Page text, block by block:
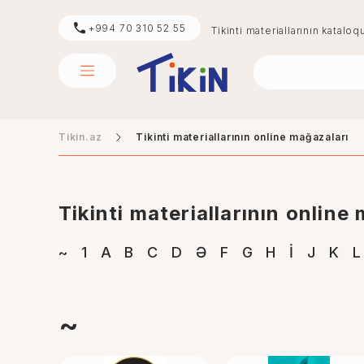
+994 70 310 52 55 Tikinti materiallarının
mərmər
Tikin.az Tikinti materiallarının online mağazaları
Tikinti materiallarının online
~ 1 A B C D Ə F G H İ J K L
~